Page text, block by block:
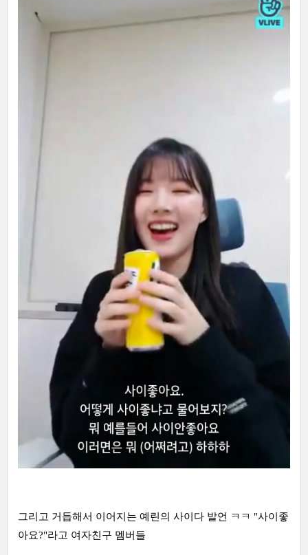
그리고 거듭해서 이어지는 예린의 사이다 발언 ㅋㅋ "사이좋
아요?"라고 여자친구 멤버들